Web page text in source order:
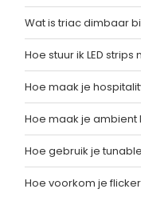
Wat is triac dimbaar
Hoe stuur ik LED strips
Hoe maak je
Hoe maak je ambient
Hoe gebruik je
Hoe voorkom je flicker